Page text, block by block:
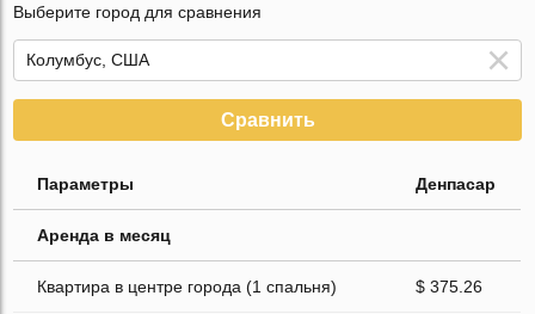
Выберите город для сравнения
Сравнить
Параметры Денпасар
Аренда в месяц
Квартира в центре города (1 спальня) $ 375.26